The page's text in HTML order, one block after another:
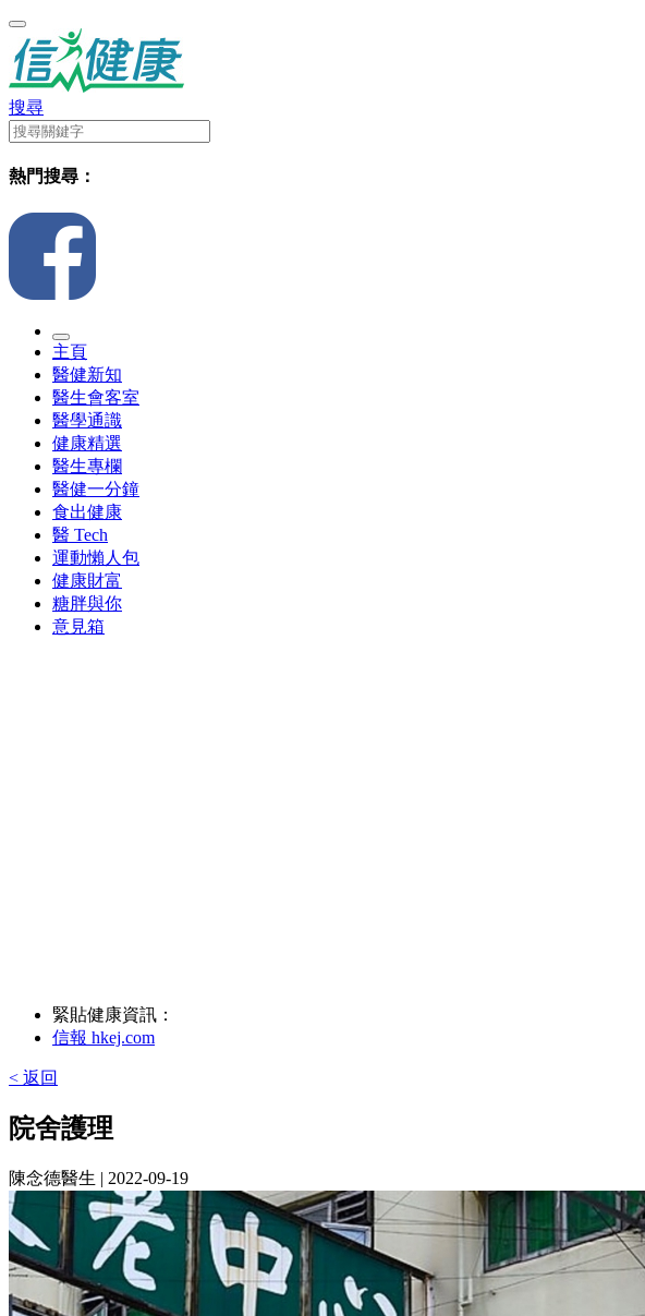
搜尋
熱門搜尋：
主頁
醫健新知
醫生會客室
醫學通識
健康精選
醫生專欄
醫健一分鐘
食出健康
醫 Tech
運動懶人包
健康財富
糖胖與你
意見箱
緊貼健康資訊：
信報 hkej.com
< 返回
院舍護理
陳念德醫生 | 2022-09-19